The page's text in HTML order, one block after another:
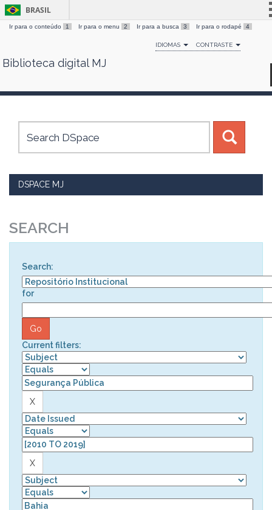
Skip
BRASIL
Simplifique!
Comunica BR
Canais
Ir para o conteúdo 1 Ir para o menu 2 Ir para a busca 3 Ir para o rodapé 4
IDIOMAS CONTRASTE
Biblioteca digital MJ
DSPACE MJ
SEARCH
Search:
for
Current filters: